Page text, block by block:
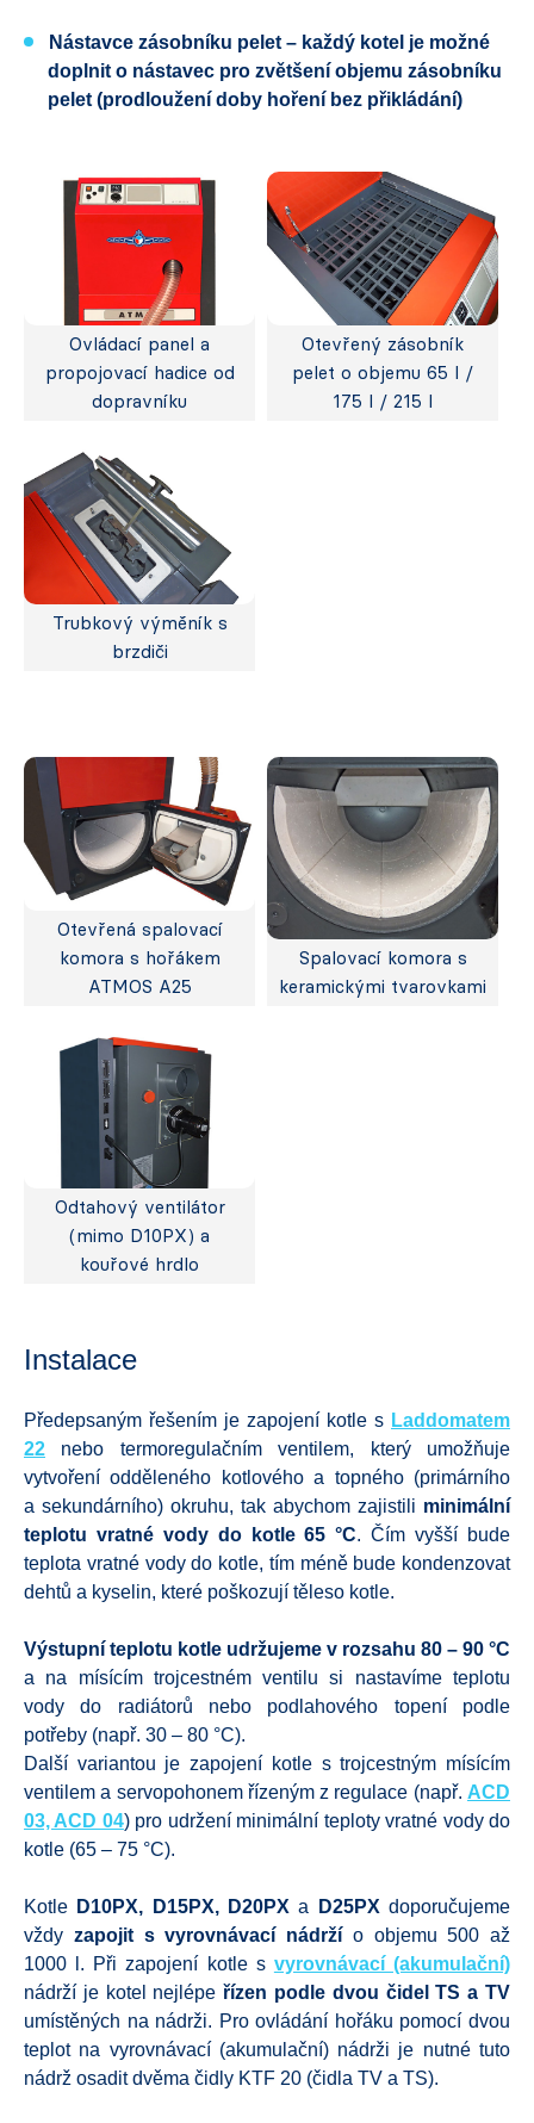
Nástavce zásobníku pelet – každý kotel je možné
doplnit o nástavec pro zvětšení objemu zásobníku
pelet (prodloužení doby hoření bez přikládání)
Ovládací panel a
propojovací hadice od
dopravníku
Otevřený zásobník
pelet o objemu 65 l /
175 l / 215 l
Trubkový výměník s
brzdiči
Otevřená spalovací
komora s hořákem
ATMOS A25
Spalovací komora s
keramickými tvarovkami
Odtahový ventilátor
(mimo D10PX) a
kouřové hrdlo
Instalace
Předepsaným řešením je zapojení kotle s Laddomatem
22 nebo termoregulačním ventilem, který umožňuje
vytvoření odděleného kotlového a topného (primárního
a sekundárního) okruhu, tak abychom zajistili minimální
teplotu vratné vody do kotle 65 °C. Čím vyšší bude
teplota vratné vody do kotle, tím méně bude kondenzovat
dehtů a kyselin, které poškozují těleso kotle.
Výstupní teplotu kotle udržujeme v rozsahu 80 – 90 °C
a na mísícím trojcestném ventilu si nastavíme teplotu
vody do radiátorů nebo podlahového topení podle
potřeby (např. 30 – 80 °C).
Další variantou je zapojení kotle s trojcestným mísícím
ventilem a servopohonem řízeným z regulace (např. ACD
03, ACD 04) pro udržení minimální teploty vratné vody do
kotle (65 – 75 °C).
Kotle D10PX, D15PX, D20PXa D25PXdoporučujeme
vždy zapojit s vyrovnávací nádrží o objemu 500 až
1000 l. Při zapojení kotle s vyrovnávací (akumulační)
nádrží je kotel nejlépe řízen podle dvou čidel TS a TV
umístěných na nádrži. Pro ovládání hořáku pomocí dvou
teplot na vyrovnávací (akumulační) nádrži je nutné tuto
nádrž osadit dvěma čidly KTF 20 (čidla TV a TS).